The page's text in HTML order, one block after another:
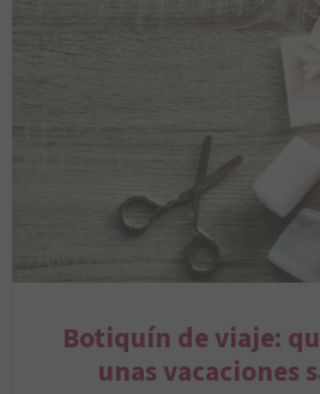
Botiquín de viaje:
unas vacaciones